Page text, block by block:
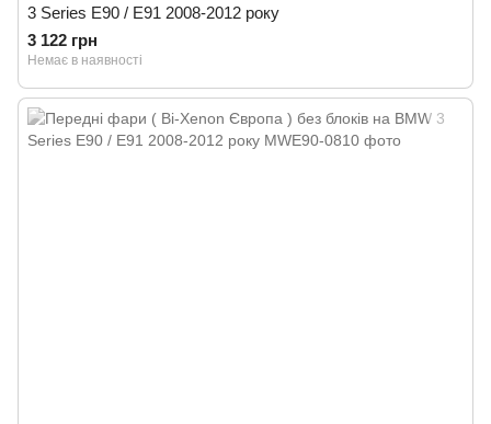
3 Series E90 / E91 2008-2012 року
3 122 грн
Немає в наявності